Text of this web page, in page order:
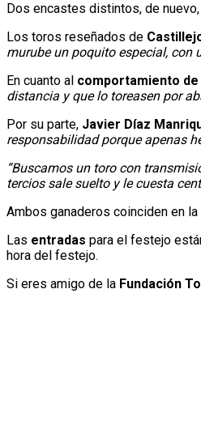
Dos encastes distintos, de
Los toros reseñados de
murube un poquito especial, con
En cuanto al comportamiento
distancia y que lo toreasen por
Por su parte, Javier Díaz
responsabilidad porque apenas
“Buscamos un toro con
tercios sale suelto y le cuesta
Ambos ganaderos coinciden en la
Las entradas para el festejo
hora del festejo.
Si eres amigo de la Fundación